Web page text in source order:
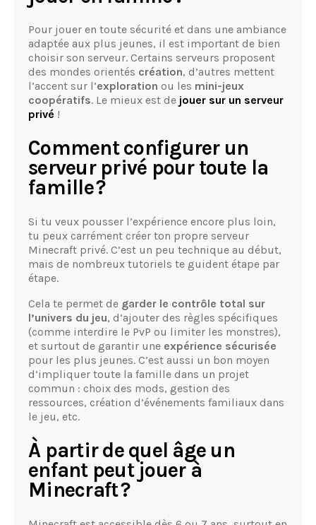
Pour jouer en toute sécurité et dans une ambiance
adaptée aux plus jeunes, il est important de bien
choisir son serveur. Certains serveurs proposent
des mondes orientés création, d’autres mettent
l’accent sur l’exploration ou les mini-jeux
coopératifs. Le mieux est de jouer sur un serveur
privé !
Comment configurer un
serveur privé pour toute la
famille ?
Si tu veux pousser l’expérience encore plus loin,
tu peux carrément créer ton propre serveur
Minecraft privé. C’est un peu technique au début,
mais de nombreux tutoriels te guident étape par
étape.
Cela te permet de garder le contrôle total sur
l’univers du jeu, d’ajouter des règles spécifiques
(comme interdire le PvP ou limiter les monstres),
et surtout de garantir une expérience sécurisée
pour les plus jeunes. C’est aussi un bon moyen
d’impliquer toute la famille dans un projet
commun : choix des mods, gestion des
ressources, création d’événements familiaux dans
le jeu, etc.
À partir de quel âge un
enfant peut jouer à
Minecraft ?